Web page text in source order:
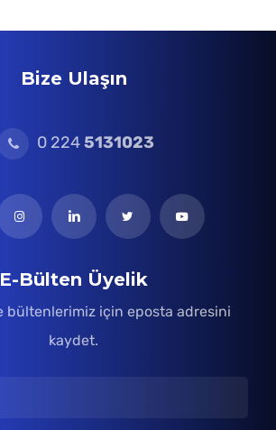
Bize Ulaşın
0 2245131023
E-Bülten Üyelik
bültenlerimiz için eposta adresini
kaydet.